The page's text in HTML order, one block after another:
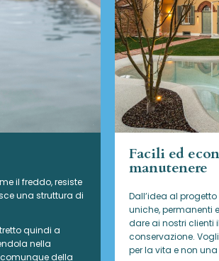
il freddo, resiste
una struttura di
quindi a
nella
della
Facili ed
manutenere
Dall’idea al
uniche, permanenti
dare ai nostri clienti
conservazione.
per la vita e non